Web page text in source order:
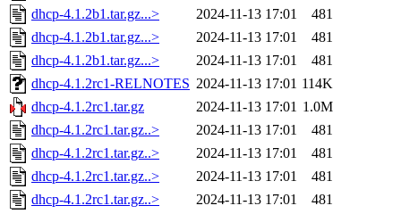
dhcp-4.1.2b1.tar.gz...>
2024-11-13 17:01
481
dhcp-4.1.2b1.tar.gz...>
2024-11-13 17:01
481
dhcp-4.1.2b1.tar.gz...>
2024-11-13 17:01
481
dhcp-4.1.2rc1-RELNOTES 2024-11-13 17:01 114K
dhcp-4.1.2rc1.tar.gz
2024-11-13 17:01 1.0M
dhcp-4.1.2rc1.tar.gz..>
2024-11-13 17:01
481
dhcp-4.1.2rc1.tar.gz..>
2024-11-13 17:01
481
dhcp-4.1.2rc1.tar.gz..>
2024-11-13 17:01
481
dhcp-4.1.2rc1.tar.gz..>
2024-11-13 17:01
481